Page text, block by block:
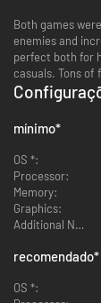
Both games
enemies and
perfect both for
casuals. Tons of
mínimo*
OS *:
Processor:
Memory:
Graphics:
Additional Notes:
recomendado*
OS *: